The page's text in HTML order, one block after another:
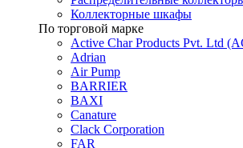
Коллекторные шкафы
По торговой марке
Active Char Products Pvt. Ltd
Adrian
Air Pump
BARRIER
BAXI
Canature
Clack Corporation
FAR